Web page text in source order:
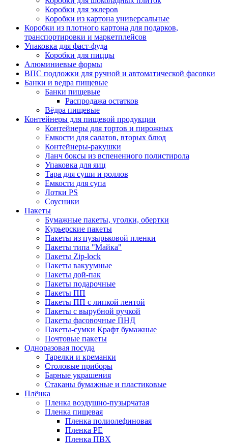
Коробки для эклеров
Коробки из картона универсальные
Коробки из плотного картона для подарков,
транспортировки и маркетплейсов
Упаковка для фаст-фуда
Коробки для пиццы
Алюминиевые формы
ВПС подложки для ручной и автоматической фасовки
Банки и ведра пищевые
Банки пищевые
Распродажа остатков
Вёдра пищевые
Контейнеры для пищевой продукции
Контейнеры для тортов и пирожных
Емкости для салатов, вторых блюд
Контейнеры-ракушки
Ланч боксы из вспененного полистирола
Упаковка для яиц
Тара для суши и роллов
Емкости для супа
Лотки PS
Соусники
Пакеты
Бумажные пакеты, уголки, обертки
Курьерские пакеты
Пакеты из пузырьковой пленки
Пакеты типа "Майка"
Пакеты Zip-lock
Пакеты вакуумные
Пакеты дой-пак
Пакеты подарочные
Пакеты ПП
Пакеты ПП с липкой лентой
Пакеты с вырубной ручкой
Пакеты фасовочные ПНД
Пакеты-сумки Крафт бумажные
Почтовые пакеты
Одноразовая посуда
Тарелки и креманки
Столовые приборы
Барные украшения
Стаканы бумажные и пластиковые
Плёнка
Пленка воздушно-пузырчатая
Пленка пищевая
Пленка полиолефиновая
Пленка PE
Пленка ПВХ